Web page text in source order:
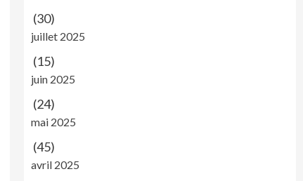
(30)
juillet 2025
(15)
juin 2025
(24)
mai 2025
(45)
avril 2025